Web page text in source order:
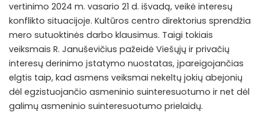
vertinimo 2024 m. vasario 21 d. išvadą, veikė interesų
konflikto situacijoje. Kultūros centro direktorius sprendžia
mero sutuoktinės darbo klausimus. Taigi tokiais
veiksmais R. Januševičius pažeidė Viešųjų ir privačių
interesų derinimo įstatymo nuostatas, įpareigojančias
elgtis taip, kad asmens veiksmai nekeltų jokių abejonių
dėl egzistuojančio asmeninio suinteresuotumo ir net dėl
galimų asmeninio suinteresuotumo prielaidų.